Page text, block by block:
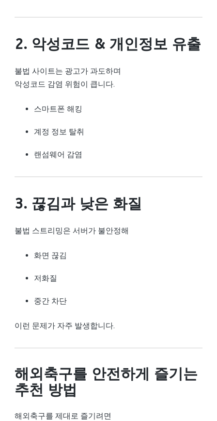
2. 악성코드 & 개인정보 유출
불법 사이트는 광고가 과도하며
악성코드 감염 위험이 큽니다.
스마트폰 해킹
계정 정보 탈취
랜섬웨어 감염
3. 끊김과 낮은 화질
불법 스트리밍은 서버가 불안정해
화면 끊김
저화질
중간 차단
이런 문제가 자주 발생합니다.
해외축구를 안전하게 즐기는
추천 방법
해외축구를 제대로 즐기려면